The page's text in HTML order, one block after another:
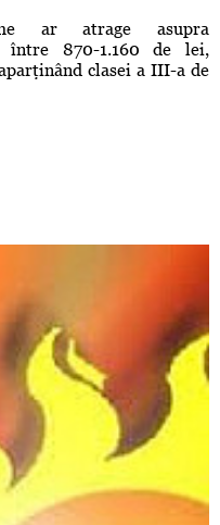
ar atrage asupra
între 870-1.160 de lei,
clasei a III-a de